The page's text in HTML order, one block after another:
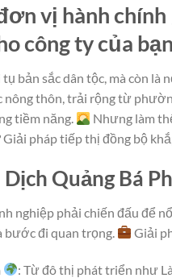
vị hành chính
công ty của
bản sắc dân tộc, mà còn
thôn, trải rộng từ
tiềm năng.
Nhưng làm
pháp tiếp thị đồng bộ
Quảng Bá
nghiệp phải chiến đấu để
bước đi quan trọng.
Giải
: Từ đô thị phát triển như